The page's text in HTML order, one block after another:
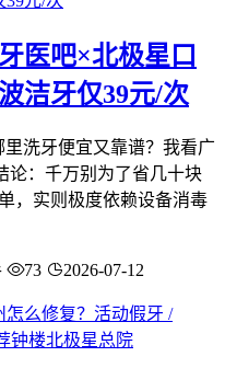
医吧×北极星口
洁牙仅39元/次
洗牙便宜又靠谱？我看广
论：千万别为了省几十块
，实则极度依赖设备消毒
73 2026-07-12